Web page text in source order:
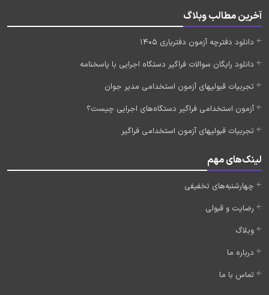
آخرین مطالب وبلاگ
دانلود دفترچه آزمون دفتریاری 1405
دانلود رایگان سوالات فراگیر دستگاه اجرایی با پاسخنامه
تجربیات قبولیهای آزمون استخدامی مدیر جوان
آزمون استخدامی فراگیر دستگاه‌های اجرایی چیست؟
تجربیات قبولیهای آزمون استخدامی فراگیر
لینک‌های مهم
چهارشنبه‌های تخفیفی
رضایت و قبولی
وبلاگ
درباره ما
تماس با ما